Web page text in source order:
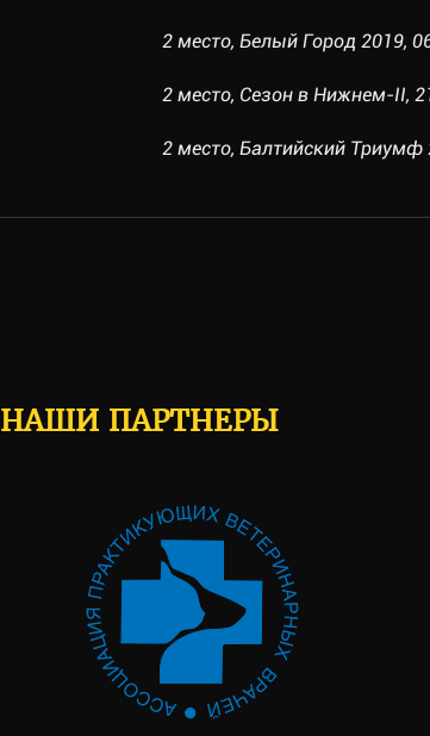
2 место, Белый Город 2019,
2 место, Сезон в Нижнем-II,
2 место, Балтийский Триумф
НАШИ ПАРТНЕРЫ